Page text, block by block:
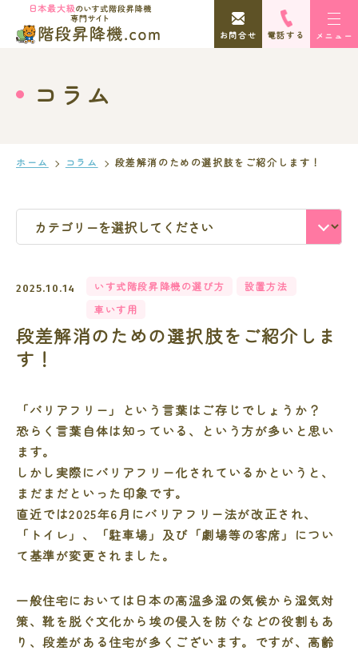
お問合せ 電話する
コラム
ホーム コラム 段差解消のための選択肢をご紹介します！
2025.10.14 いす式階段昇降機の選び方
設置方法
車いす用
段差解消のための選択肢をご紹介しま
す！
「バリアフリー」という言葉はご存じでしょうか？
恐らく言葉自体は知っている、という方が多いと思い
ます。
しかし実際にバリアフリー化されているかというと、
まだまだといった印象です。
直近では2025年6月にバリアフリー法が改正され、
「トイレ」、「駐車場」及び「劇場等の客席」につい
て基準が変更されました。
一般住宅においては日本の高温多湿の気候から湿気対
策、靴を脱ぐ文化から埃の侵入を防ぐなどの役割もあ
り、段差がある住宅が多くございます。ですが、高齢